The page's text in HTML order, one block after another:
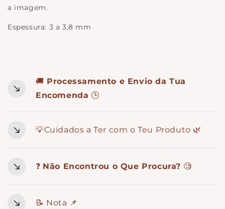
a imagem.
Espessura: 3 a 3,8 mm
🚚 Processamento e Envio da Tua
Encomenda 🕒
💡Cuidados a Ter com o Teu Produto 🌿
❓ Não Encontrou o Que Procura? 🧐
📝 Nota 📌